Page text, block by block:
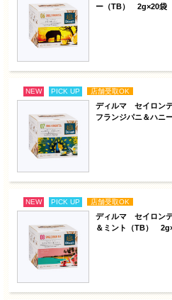
ー（TB） 2g×20袋
NEW PICK UP 店舗受取OK
ディルマ セイロン
フランジパニ＆ハ
NEW PICK UP 店舗受取OK
ディルマ セイロン
＆ミント（TB）